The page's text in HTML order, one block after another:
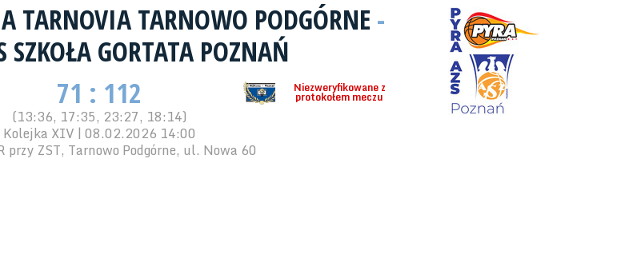
TARNOVIA TARNOWO PODGÓRNE -
SZKOŁA GORTATA POZNAŃ
Niezweryfikowane z
protokołem meczu
71 : 112
(13:36, 17:35, 23:27, 18:14)
Kolejka XIV | 08.02.2026 14:00
przy ZST, Tarnowo Podgórne, ul. Nowa 60